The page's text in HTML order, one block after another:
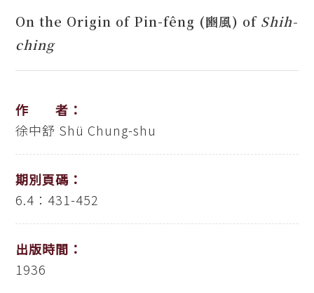
On the Origin of Pin-fêng (豳風) of Shih-
ching
作 者：
徐中舒 Shü Chung-shu
期別頁碼：
6.4：431-452
出版時間：
1936